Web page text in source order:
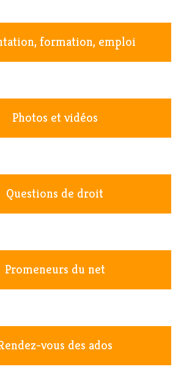
formation, emploi
Photos et vidéos
Questions de droit
Promeneurs du net
vous des ados